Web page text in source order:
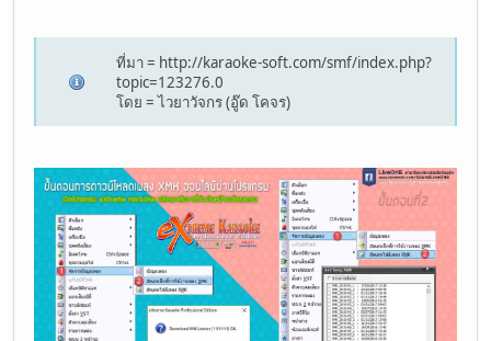
ที่มา = http://karaoke-soft.com/smf/index.php?
topic=123276.0
โดย = ไวยาวัจกร (อู๊ด โคจร)